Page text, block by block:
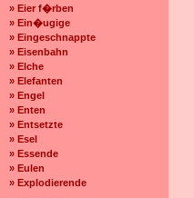
» Eier f�rben
» Ein�ugige
» Eingeschnappte
» Eisenbahn
» Elche
» Elefanten
» Engel
» Enten
» Entsetzte
» Esel
» Essende
» Eulen
» Explodierende